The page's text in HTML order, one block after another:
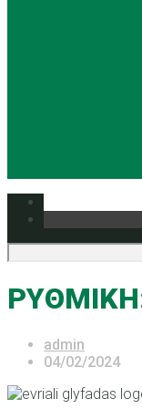
admin
04/02/2024